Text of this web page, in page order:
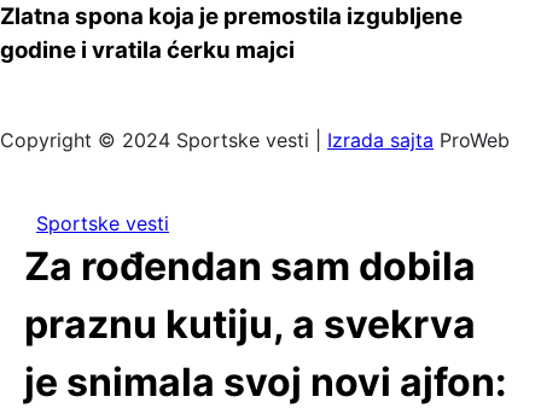
Zlatna spona koja je premostila izgubljene
godine i vratila ćerku majci
Copyright © 2024 Sportske vesti | Izrada sajta ProWeb
Sportske vesti
Za rođendan sam dobila
praznu kutiju, a svekrva
je snimala svoj novi ajfon: